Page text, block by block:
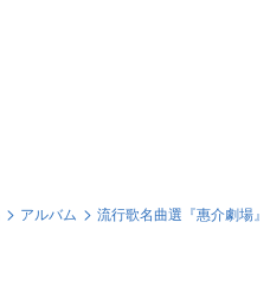
アルバム 流行歌名曲選『惠介劇場』